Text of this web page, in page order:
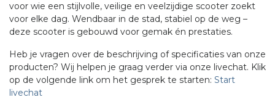
voor wie een stijlvolle, veilige en veelzijdige scooter zoekt
voor elke dag. Wendbaar in de stad, stabiel op de weg –
deze scooter is gebouwd voor gemak én prestaties.
Heb je vragen over de beschrijving of specificaties van onze
producten? Wij helpen je graag verder via onze livechat. Klik
op de volgende link om het gesprek te starten: Start
livechat